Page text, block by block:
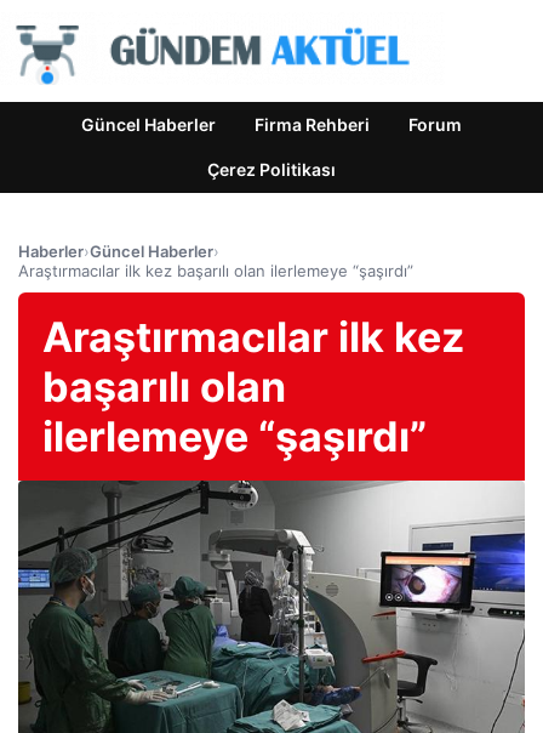
Güncel Haberler Firma Rehberi Forum
Çerez Politikası
Haberler›Güncel Haberler›
Araştırmacılar ilk kez başarılı olan ilerlemeye “şaşırdı”
Araştırmacılar ilk kez
başarılı olan
ilerlemeye “şaşırdı”